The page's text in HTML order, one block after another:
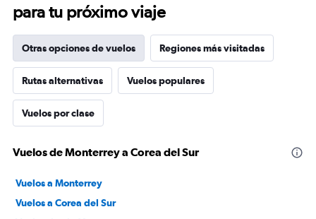
para tu próximo viaje
Otras opciones de vuelos Regiones más visitadas
Rutas alternativas Vuelos populares
Vuelos por clase
Vuelos de Monterrey a Corea del Sur
Vuelos a Monterrey
Vuelos a Corea del Sur